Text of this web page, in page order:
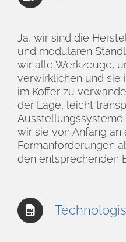
Ja, wir sind die
und modularen
wir alle Werkzeuge,
verwirklichen und sie
im Koffer zu
der Lage, leicht
wir sie von Anfang
Formanforderungen
den entsprechenden